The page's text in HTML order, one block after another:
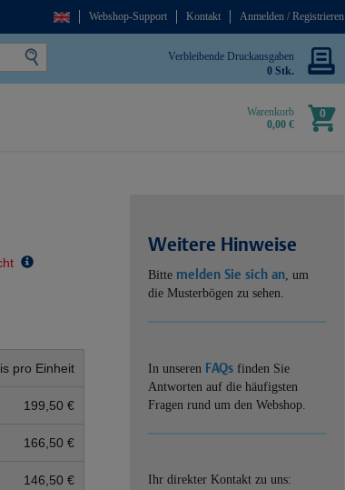
Webshop-Support Kontakt Anmelden / Registrieren
Verbleibende Druckausgaben
0 Stk.
Warenkorb
0,00 €
0
pro Einheit
199,50 €
166,50 €
146,50 €
Weitere Hinweise
Bitte melden Sie sich an, um
die Musterbögen zu sehen.
In unseren FAQs finden Sie
Antworten auf die häufigsten
Fragen rund um den Webshop.
Ihr direkter Kontakt zu uns: